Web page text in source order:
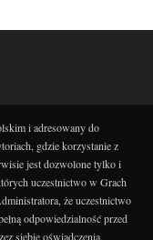
i adresowany do
gdzie korzystanie z
jest dozwolone tylko i
uczestnictwo w Grach
że uczestnictwo
odpowiedzialność przed
siebie oświadczenia.